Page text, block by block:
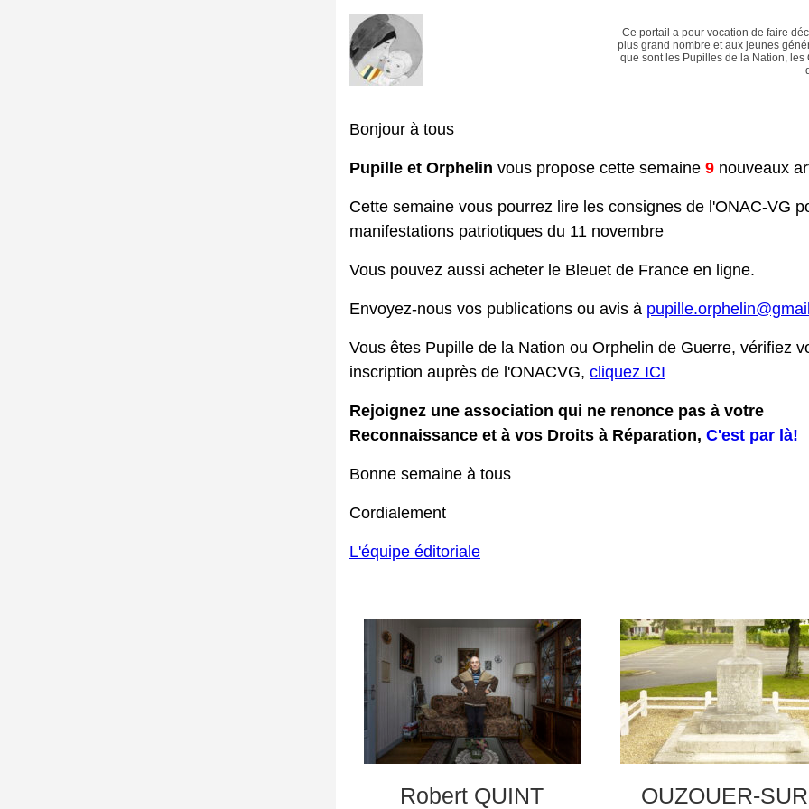
Ce portail a pour vocation de faire
plus grand nombre et aux jeunes
que sont les Pupilles de la Nation, les
Bonjour à tous
Pupille et Orphelin vous propose cette semaine 9 nouveaux
Cette semaine vous pourrez lire les consignes de l'ONAC-VG
manifestations patriotiques du 11 novembre
Vous pouvez aussi acheter le Bleuet de France en ligne.
Envoyez-nous vos publications ou avis à
Vous êtes Pupille de la Nation ou Orphelin de Guerre, vérifiez
inscription auprès de l'ONACVG, cliquez ICI
Rejoignez une association qui ne renonce pas à votre
Reconnaissance et à vos Droits à Réparation, C'est par là!
Bonne semaine à tous
Cordialement
L'équipe éditoriale
Robert QUINT OUZOUER-